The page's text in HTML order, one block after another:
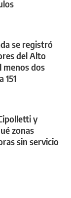
se registró
del Alto
menos dos
151
y
zonas
sin servicio